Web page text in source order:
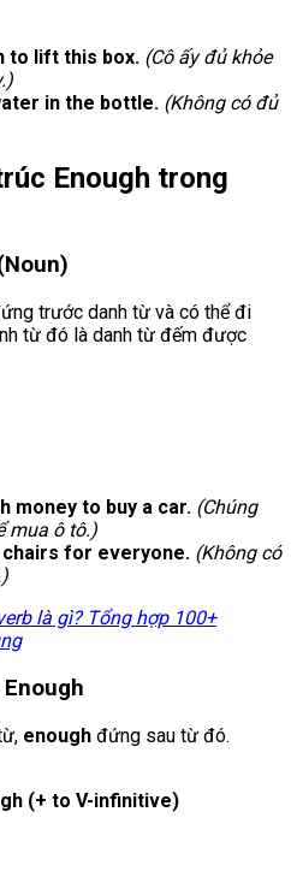
to lift this box. (Cô ấy đủ khỏe
in the bottle. (Không có đủ
Enough trong
trước danh từ và có thể đi
từ đó là danh từ đếm được
money to buy a car. (Chúng
mua ô tô.)
chairs for everyone. (Không có
là gì? Tổng hợp 100+
enough đứng sau từ đó.
(+ to V-infinitive)